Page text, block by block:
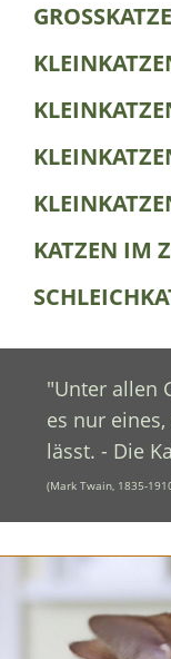
KATZEN IM
"Unter allen
es nur
lässt. - Die
(Mark Twain, 1835-